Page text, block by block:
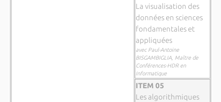
La visualisation des
données en sciences
fondamentales et
appliquées
avec Paul-Antoine
BISGAMBIGLIA, Maître de
Conférences-HDR en
Informatique
ITEM 05
Les algorithmiques